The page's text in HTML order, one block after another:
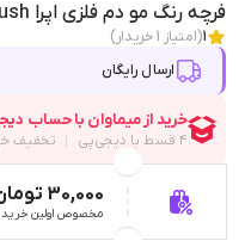
فرچه رنگ مو دم فلزی اپرا opera metal tail brush
1(امتیاز 1خریدار)
ارسال رایگان
30,000 تومان
مخصوص اولین خرید